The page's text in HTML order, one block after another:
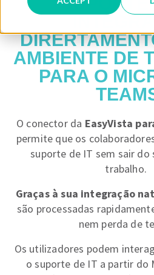
AMBIENTE DE
PARA O
O conector da EasyVista
permite que os
suporte de IT sem sair do
trabalho.
Graças à sua integração
são processadas
nem perda de
Os utilizadores podem
o suporte de IT a partir do